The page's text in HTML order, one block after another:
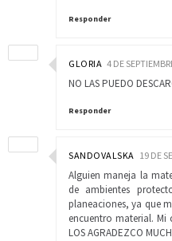
Responder
GLORIA 4 DE
NO LAS PUEDO
Responder
SANDOVALSKA 19 DE
Alguien maneja la
de ambientes
planeaciones, ya que
encuentro material. Mi
LOS AGRADEZCO